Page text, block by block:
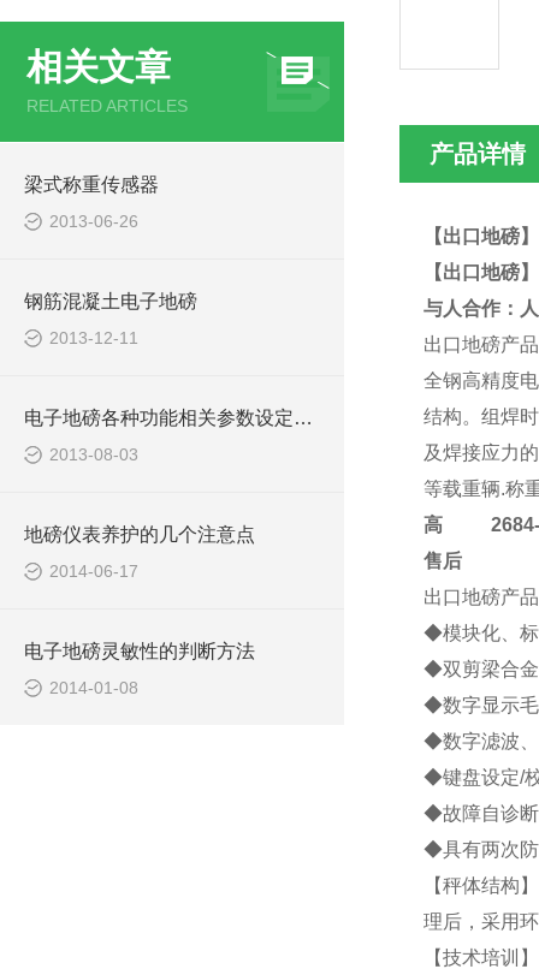
相关文章
RELATED ARTICLES
梁式称重传感器
2013-06-26
钢筋混凝土电子地磅
2013-12-11
电子地磅各种功能相关参数设定功能
2013-08-03
地磅仪表养护的几个注意点
2014-06-17
电子地磅灵敏性的判断方法
2014-01-08
产品详情
【出口地磅
【出口地磅
与人合作：
出口地磅产
全钢高精度
结构。组焊
及焊接应力
等载重辆.称
高2684-
售后
出口地磅产
◆模块化、标
◆双剪梁合金
◆数字显示毛
◆数字滤波、
◆键盘设定/
◆故障自诊断
◆具有两次防
【秤体结构
理后，采用
【技术培训